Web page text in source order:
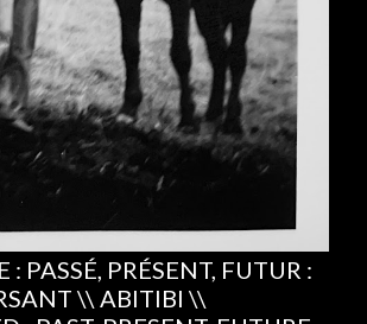
: PASSÉ, PRÉSENT, FUTUR :
\\ ABITIBI \\